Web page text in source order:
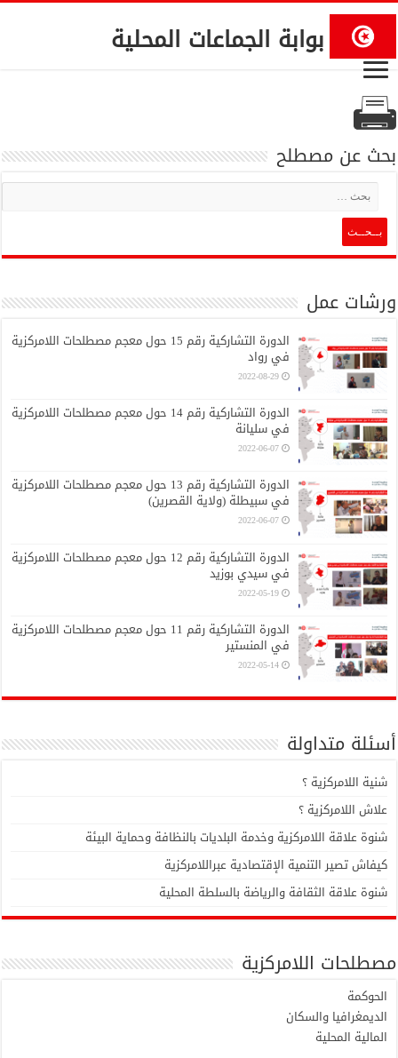
بوابة الجماعات المحلية
بحث عن مصطلح
ورشات عمل
الدورة التشاركية رقم 15 حول معجم مصطلحات اللامركزية
في رواد
2022-08-29
الدورة التشاركية رقم 14 حول معجم مصطلحات اللامركزية
في سليانة
2022-06-07
الدورة التشاركية رقم 13 حول معجم مصطلحات اللامركزية
في سبيطلة (ولاية القصرين)
2022-06-07
الدورة التشاركية رقم 12 حول معجم مصطلحات اللامركزية
في سيدي بوزيد
2022-05-19
الدورة التشاركية رقم 11 حول معجم مصطلحات اللامركزية
في المنستير
2022-05-14
أسئلة متداولة
شنية اللامركزية ؟
علاش اللامركزية ؟
شنوة علاقة اللامركزية وخدمة البلديات بالنظافة وحماية البيئة
كيفاش تصير التنمية الإقتصادية عبراللامركزية
شنوة علاقة الثقافة والرياضة بالسلطة المحلية
مصطلحات اللامركزية
الحوكمة
الديمغرافيا والسكان
المالية المحلية